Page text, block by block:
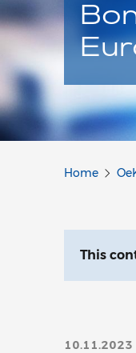
Home
This
10.11.2023